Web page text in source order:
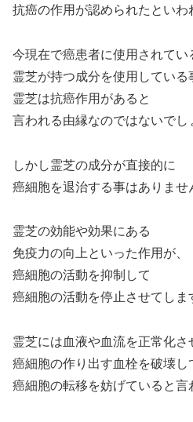
抗癌の作用が認められたといわ
今現在で癌患者に使用されてい
霊芝が持つ成分を使用している
霊芝は抗癌作用があると
言われる由縁なのではないでし
しかし霊芝の成分が直接的に
癌細胞を退治する事はありませ
霊芝の効能や効果にある
免疫力の向上といった作用が、
癌細胞の活動を抑制して
癌細胞の活動を停止させてしま
霊芝には血液や血流を正常化さ
癌細胞の作り出す血栓を破壊し
癌細胞の転移を妨げていると言